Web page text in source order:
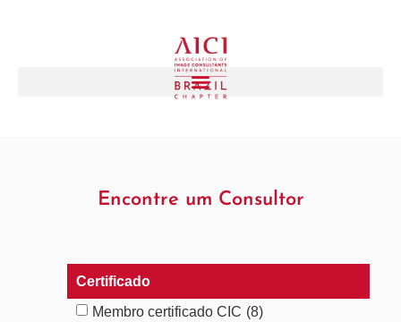
Encontre um Consultor
Certificado
Membro certificado CIC (8)